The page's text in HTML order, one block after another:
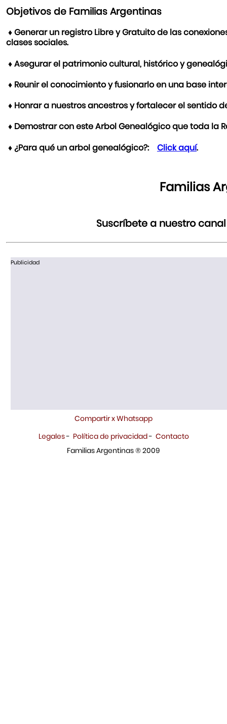
Objetivos de Familias Argentinas
♦ Generar un registro Libre y Gratuito de las
clases sociales.
♦ Asegurar el patrimonio cultural, histórico y
♦ Reunir el conocimiento y fusionarlo en una base
♦ Honrar a nuestros ancestros y fortalecer el sentido
♦ Demostrar con este Arbol Genealógico que toda la
♦ ¿Para qué un arbol genealógico?: Click aquí.
Familias
Suscríbete a nuestro
Publicidad
Compartir x Whatsapp
Legales- Política de privacidad- Contacto
Familias Argentinas ® 2009